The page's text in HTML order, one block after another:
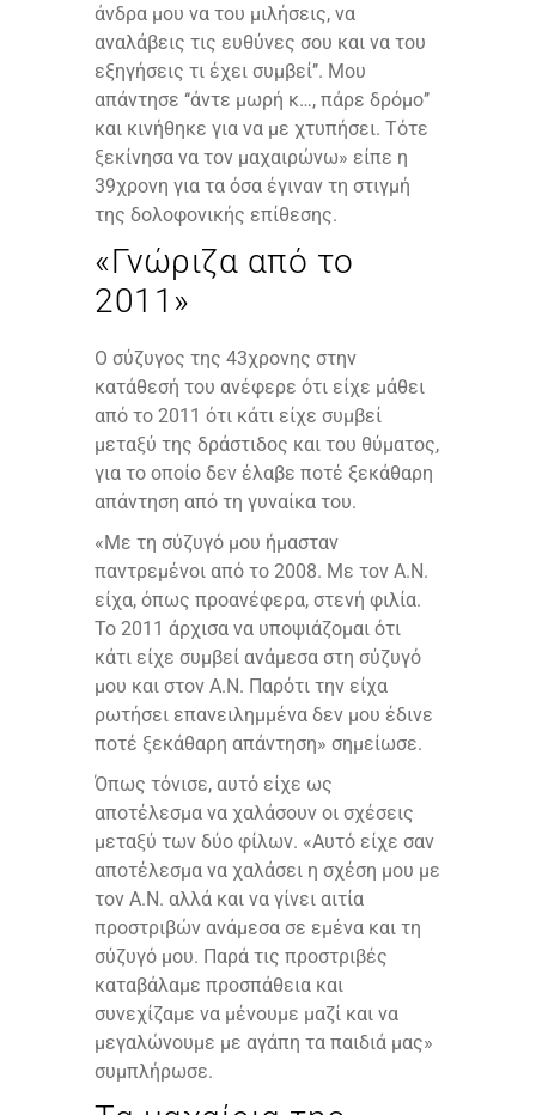
άνδρα μου να του μιλήσεις, να
αναλάβεις τις ευθύνες σου και να του
εξηγήσεις τι έχει συμβεί’’. Μου
απάντησε ‘‘άντε μωρή κ…, πάρε δρόμο’’
και κινήθηκε για να με χτυπήσει. Τότε
ξεκίνησα να τον μαχαιρώνω» είπε η
39χρονη για τα όσα έγιναν τη στιγμή
της δολοφονικής επίθεσης.
«Γνώριζα από το
2011»
Ο σύζυγος της 43χρονης στην
κατάθεσή του ανέφερε ότι είχε μάθει
από το 2011 ότι κάτι είχε συμβεί
μεταξύ της δράστιδος και του θύματος,
για το οποίο δεν έλαβε ποτέ ξεκάθαρη
απάντηση από τη γυναίκα του.
«Με τη σύζυγό μου ήμασταν
παντρεμένοι από το 2008. Με τον Α.Ν.
είχα, όπως προανέφερα, στενή φιλία.
Το 2011 άρχισα να υποψιάζομαι ότι
κάτι είχε συμβεί ανάμεσα στη σύζυγό
μου και στον Α.Ν. Παρότι την είχα
ρωτήσει επανειλημμένα δεν μου έδινε
ποτέ ξεκάθαρη απάντηση» σημείωσε.
Όπως τόνισε, αυτό είχε ως
αποτέλεσμα να χαλάσουν οι σχέσεις
μεταξύ των δύο φίλων. «Αυτό είχε σαν
αποτέλεσμα να χαλάσει η σχέση μου με
τον Α.Ν. αλλά και να γίνει αιτία
προστριβών ανάμεσα σε εμένα και τη
σύζυγό μου. Παρά τις προστριβές
καταβάλαμε προσπάθεια και
συνεχίζαμε να μένουμε μαζί και να
μεγαλώνουμε με αγάπη τα παιδιά μας»
συμπλήρωσε.